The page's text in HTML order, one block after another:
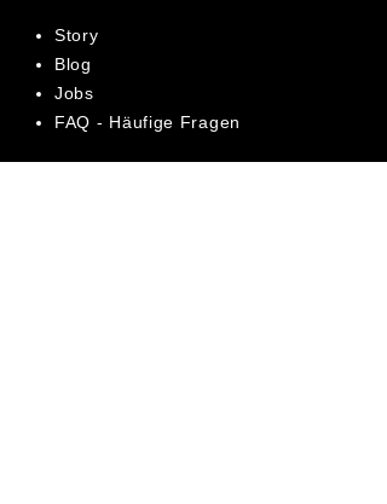
Story
Blog
Jobs
FAQ - Häufige Fragen